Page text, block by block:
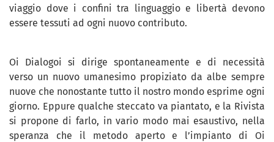
viaggio dove i confini tra linguaggio e libertà devono
essere tessuti ad ogni nuovo contributo.
Oi Dialogoi si dirige spontaneamente e di necessità
verso un nuovo umanesimo propiziato da albe sempre
nuove che nonostante tutto il nostro mondo esprime ogni
giorno. Eppure qualche steccato va piantato, e la Rivista
si propone di farlo, in vario modo mai esaustivo, nella
speranza che il metodo aperto e l’impianto di Oi